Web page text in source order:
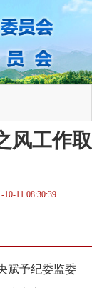
风工作取
10-11 08:30:39
赋予纪委监委